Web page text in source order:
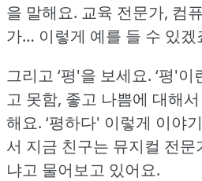
을 말해요. 교육 전문가, 컴
가… 이렇게 예를 들 수 있겠
그리고 ‘평'을 보세요. ‘평'이
고 못함, 좋고 나쁨에 대해
해요. ‘평하다' 이렇게 이야
서 지금 친구는 뮤지컬 전
냐고 물어보고 있어요.